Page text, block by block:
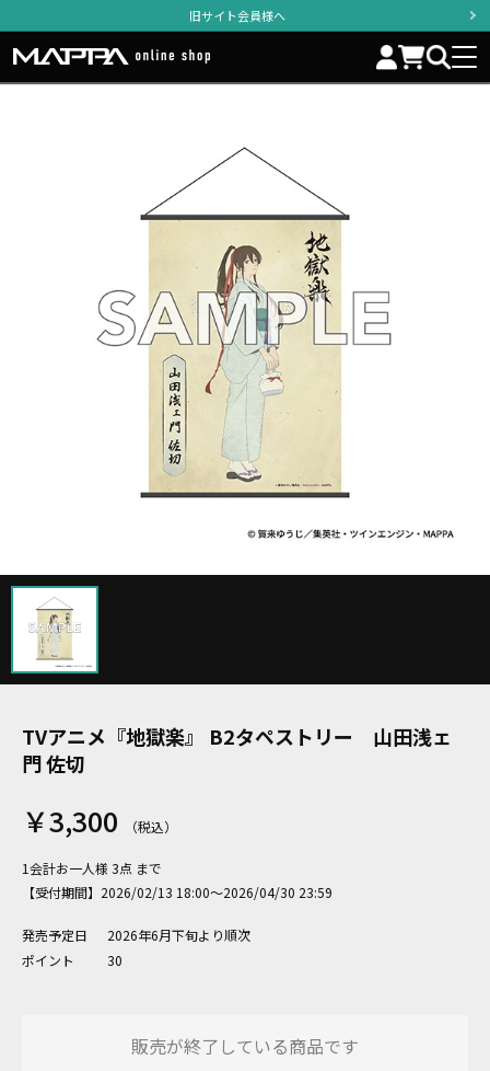
旧サイト会員様へ
TVアニメ『地獄楽』 B2タペストリー 山田浅ェ
門 佐切
￥3,300
1会計お一人様 3点 まで
【受付期間】2026/02/13 18:00～2026/04/30 23:59
発売予定日
2026年6月下旬より順次
ポイント
30
販売が終了している商品です